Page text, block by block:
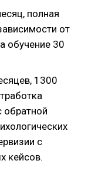
полная
от
обучение 30
1300
обратной
с
кейсов.